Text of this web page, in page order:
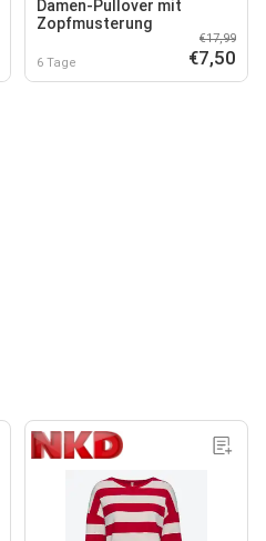
Damen-Pullover mit
Zopfmusterung
6 Tage
€17,99
€7,50